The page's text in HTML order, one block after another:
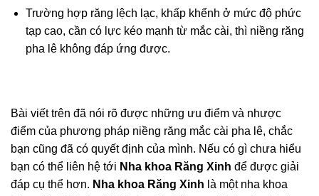
răng trong những trường hợp thân răng quá ngắn.
Trường hợp răng lệch lạc, khấp khểnh ở mức độ
phức tạp cao, cần có lực kéo mạnh từ mắc cài, thì
Bài viết trên đã nói rõ được những ưu điểm và nhược
điểm của phương pháp niềng răng mắc cài pha lê, chắc
bạn cũng đã có quyết định của mình. Nếu có gì chưa
hiểu bạn có thể liên hệ tới Nha khoa Răng Xinhđể